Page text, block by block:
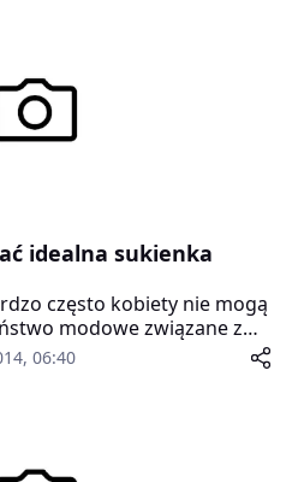
idealna sukienka
często kobiety nie mogą
modowe związane z
swoich strojów, o tyle
nie obowiązuje
nie lada problemów,
06:40